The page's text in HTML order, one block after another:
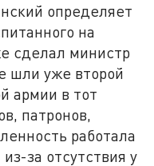
определяет
на
сделал министр
шли уже второй
армии в тот
патронов,
работала
за отсутствия у